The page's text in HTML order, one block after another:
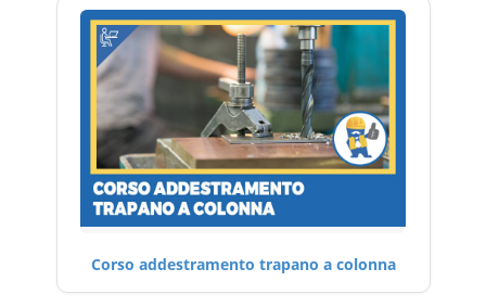
Corso addestramento trapano a colonna